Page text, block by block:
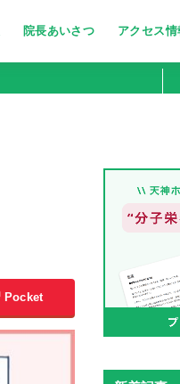
院長あいさつ アクセス情
Pocket